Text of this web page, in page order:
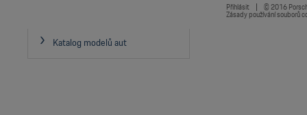
Katalog modelů aut
Přihlásit © 2016
Zásady používání souborů